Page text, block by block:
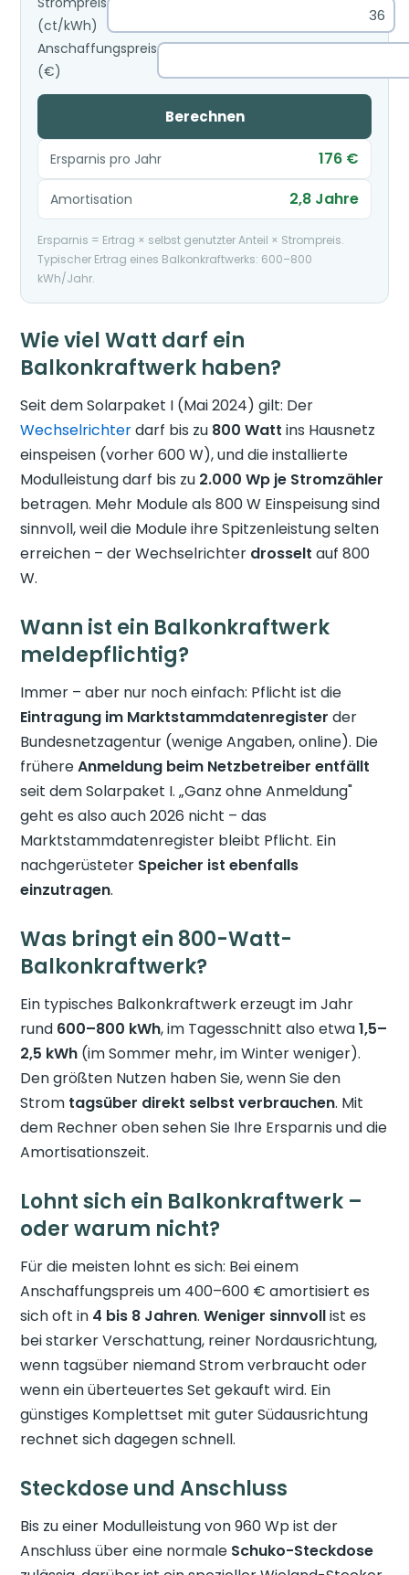
(ct/kWh)
Anschaffungspreis
(€)
Berechnen
Ersparnis pro Jahr 176 €
Amortisation 2,8 Jahre
Ersparnis = Ertrag × selbst genutzter Anteil × Strompreis.
Typischer Ertrag eines Balkonkraftwerks: 600–800
kWh/Jahr.
Wie viel Watt darf ein
Balkonkraftwerk haben?
Seit dem Solarpaket I (Mai 2024) gilt: Der
Wechselrichterdarf bis zu 800 Watt ins Hausnetz
einspeisen (vorher 600 W), und die installierte
Modulleistung darf bis zu 2.000 Wp je Stromzähler
betragen. Mehr Module als 800 W Einspeisung sind
sinnvoll, weil die Module ihre Spitzenleistung selten
erreichen – der Wechselrichter drosselt auf 800
W.
Wann ist ein Balkonkraftwerk
meldepflichtig?
Immer – aber nur noch einfach: Pflicht ist die
Eintragung im Marktstammdatenregister der
Bundesnetzagentur (wenige Angaben, online). Die
frühereAnmeldung beim Netzbetreiber entfällt
seit dem Solarpaket I. „Ganz ohne Anmeldung"
geht es also auch 2026 nicht – das
Marktstammdatenregister bleibt Pflicht. Ein
nachgerüsteter Speicher ist ebenfalls
einzutragen.
Was bringt ein 800-Watt-
Balkonkraftwerk?
Ein typisches Balkonkraftwerk erzeugt im Jahr
rund 600–800 kWh, im Tagesschnitt also etwa1,5–
2,5 kWh (im Sommer mehr, im Winter weniger).
Den größten Nutzen haben Sie, wenn Sie den
Strom tagsüber direkt selbst verbrauchen. Mit
dem Rechner oben sehen Sie Ihre Ersparnis und die
Amortisationszeit.
Lohnt sich ein Balkonkraftwerk –
oder warum nicht?
Für die meisten lohnt es sich: Bei einem
Anschaffungspreis um 400–600 € amortisiert es
sich oft in 4 bis 8 Jahren.Weniger sinnvollist es
bei starker Verschattung, reiner Nordausrichtung,
wenn tagsüber niemand Strom verbraucht oder
wenn ein überteuertes Set gekauft wird. Ein
günstiges Komplettset mit guter Südausrichtung
rechnet sich dagegen schnell.
Steckdose und Anschluss
Bis zu einer Modulleistung von 960 Wp ist der
Anschluss über eine normale Schuko-Steckdose